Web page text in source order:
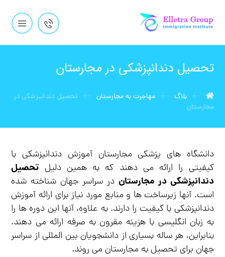
تحصیل دندانپزشکی در مجارستان
بلاگ مهاجرت به مجارستان
تحصیل دندانپزشکی در
مجارستان
دانشگاه های پزشکی مجارستان آموزش دندانپزشکی با
کیفیتی را ارائه می دهند که به همین دلیل تحصیل
دندانپزشکی در مجارستان در سراسر جهان شناخته شده
است. آنها زیرساخت ها و منابع مورد نیاز برای ارائه آموزش
دندانپزشکی با کیفیت را دارند. به علاوه، آنها این دوره ها را
به زبان انگلیسی با هزینه مقرون به صرفه ارائه می دهند.
بنابراین، هر ساله بسیاری از دانشجویان بین المللی از سراسر
جهان برای تحصیل به مجارستان می روند.